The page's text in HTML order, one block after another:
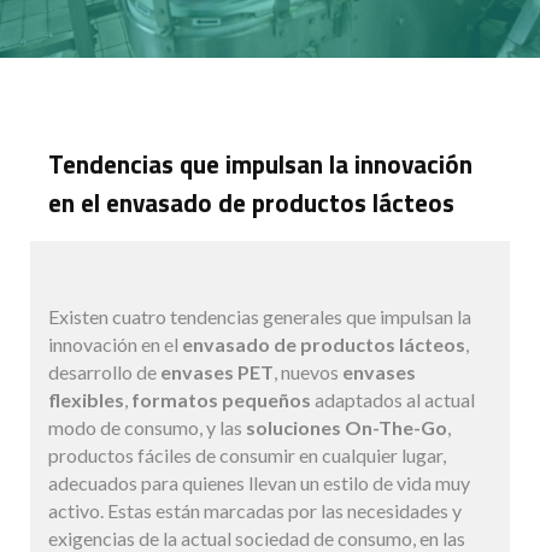
Tendencias que impulsan la innovación
en el envasado de productos lácteos
Existen cuatro tendencias generales que impulsan la
innovación en el envasado de productos lácteos,
desarrollo de envases PET, nuevos envases
flexibles, formatos pequeños adaptados al actual
modo de consumo, y las soluciones On-The-Go,
productos fáciles de consumir en cualquier lugar,
adecuados para quienes llevan un estilo de vida muy
activo. Estas están marcadas por las necesidades y
exigencias de la actual sociedad de consumo, en las